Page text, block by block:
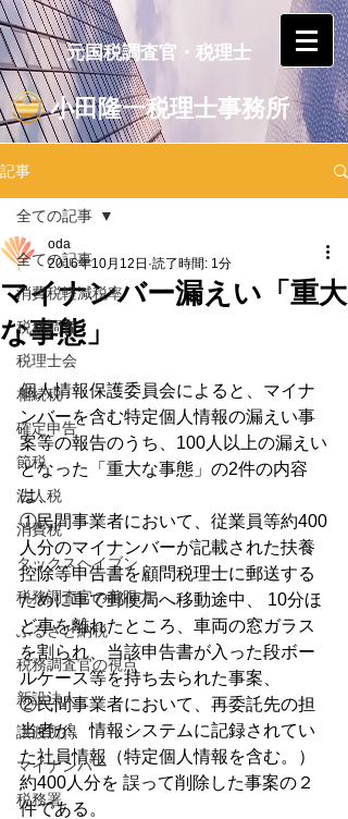
元国税調査官・税理士
小田隆一税理士事務所
記事
全ての記事
消費税軽減税率
税務調査
税理士会
相続税
確定申告
節税
法人税
消費税
タックスヘイブン
税務調査官の着眼力
ふるさと納税
税務調査官の視点
新設法人
譲渡所得
マイナンバー
税務署
全ての記事
マイナンバー漏えい「重大
な事態」
oda
2016年10月12日 読了時間: 1分
個人情報保護委員会によると、マイナ
ンバーを含む特定個人情報の漏えい事
案等の報告のうち、100人以上の漏えい
となった「重大な事態」の2件の内容
は、
①民間事業者において、従業員等約400
人分のマイナンバーが記載された扶養
控除等申告書を顧問税理士に郵送する
ために車で郵便局へ移動途中、 10分ほ
ど車を離れたところ、車両の窓ガラス
を割られ、当該申告書が入った段ボー
ルケース等を持ち去られた事案、
②民間事業者において、再委託先の担
当者が、情報システムに記録されてい
た社員情報（特定個人情報を含む。）
約400人分を 誤って削除した事案の２
件である。